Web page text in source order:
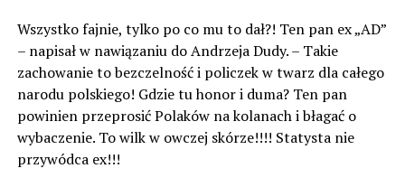
Wszystko fajnie, tylko po co mu to dał?! Ten pan ex „AD”
– napisał w nawiązaniu do Andrzeja Dudy. – Takie
zachowanie to bezczelność i policzek w twarz dla całego
narodu polskiego! Gdzie tu honor i duma? Ten pan
powinien przeprosić Polaków na kolanach i błagać o
wybaczenie. To wilk w owczej skórze!!!! Statysta nie
przywódca ex!!!